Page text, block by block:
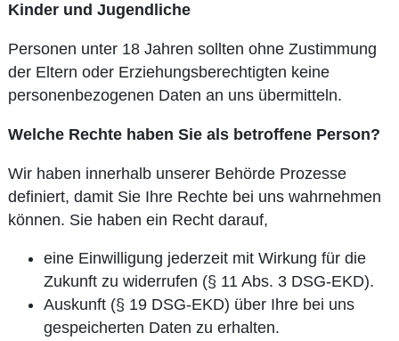
Kinder und Jugendliche
Personen unter 18 Jahren sollten ohne Zustimmung
der Eltern oder Erziehungsberechtigten keine
personenbezogenen Daten an uns übermitteln.
Welche Rechte haben Sie als betroffene Person?
Wir haben innerhalb unserer Behörde Prozesse
definiert, damit Sie Ihre Rechte bei uns wahrnehmen
können. Sie haben ein Recht darauf,
eine Einwilligung jederzeit mit Wirkung für die
Zukunft zu widerrufen (§ 11 Abs. 3 DSG-EKD).
Auskunft (§ 19 DSG-EKD) über Ihre bei uns
gespeicherten Daten zu erhalten.